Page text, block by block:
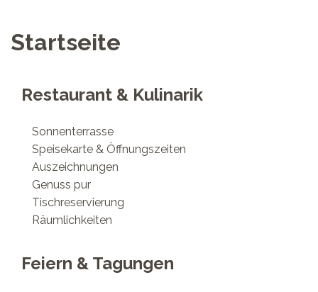
Startseite
Restaurant & Kulinarik
Sonnenterrasse
Speisekarte & Öffnungszeiten
Auszeichnungen
Genuss pur
Tischreservierung
Räumlichkeiten
Feiern & Tagungen